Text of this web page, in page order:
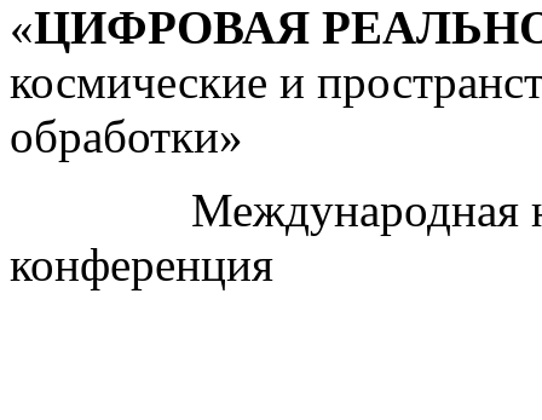
«ЦИФРОВАЯ
космические и
обработки»
Международная
конференция